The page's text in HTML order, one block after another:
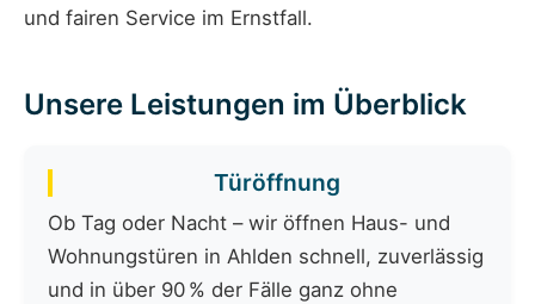
und fairen Service im Ernstfall.
Unsere Leistungen im Überblick
Türöffnung
Ob Tag oder Nacht – wir öffnen Haus- und
Wohnungstüren in Ahlden schnell, zuverlässig
und in über 90 % der Fälle ganz ohne